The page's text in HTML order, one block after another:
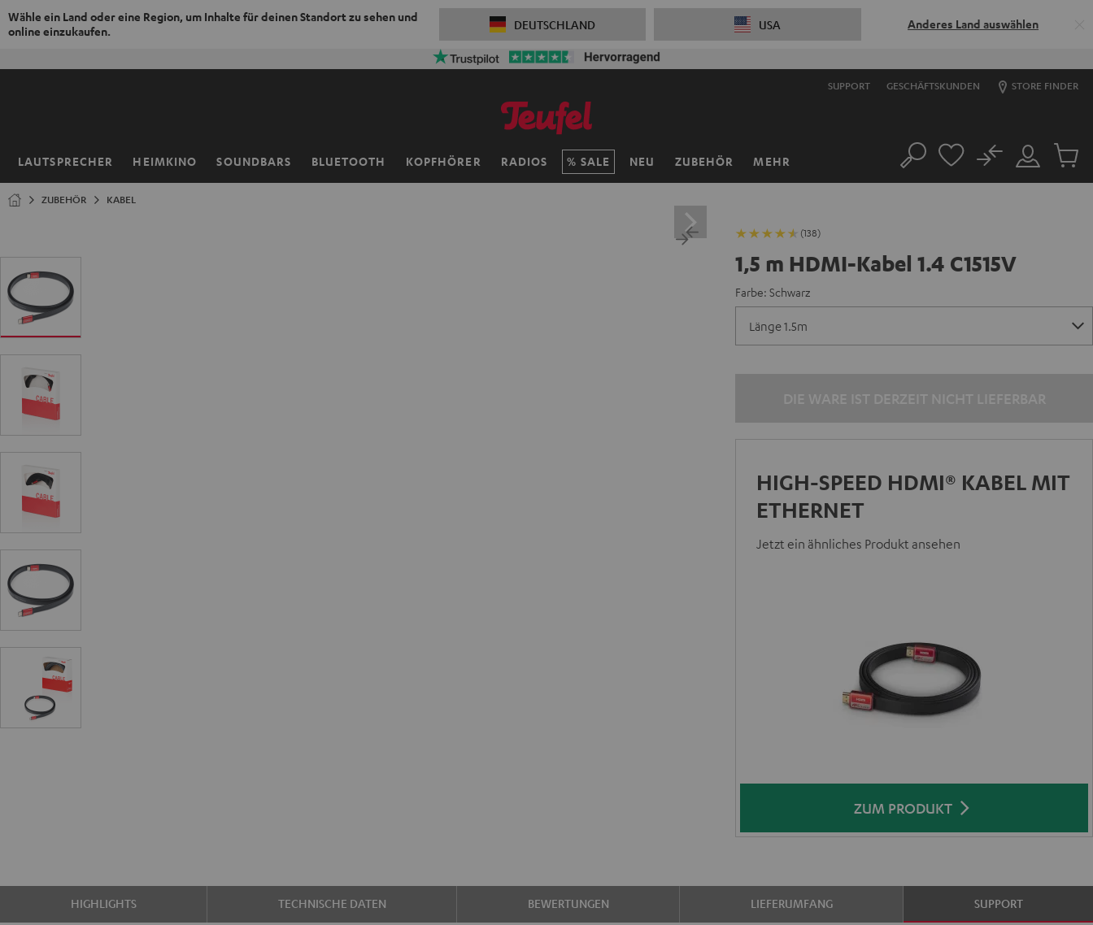
Wähle ein Land oder eine Region, um Inhalte für deinen Standort zu sehen und
online einzukaufen.
DEUTSCHLAND USA Anderes Land auswählen
SUPPORT GESCHÄFTSKUNDEN STORE FINDER
LAUTSPRECHER HEIMKINO SOUNDBARS BLUETOOTH KOPFHÖRER RADIOS SALE NEU ZUBEHÖR MEHR
Startseite Suche
Mein
Konto
No
Artikel
ZUBEHÖR KABEL
(138)
1,5 m HDMI-Kabel 1.4 C1515V
Farbe: Schwarz
HIGH-SPEED HDMI® KABEL MIT
ETHERNET
Jetzt ein ähnliches Produkt ansehen
ZUM PRODUKT
HIGHLIGHTS TECHNISCHE DATEN BEWERTUNGEN LIEFERUMFANG SUPPORT